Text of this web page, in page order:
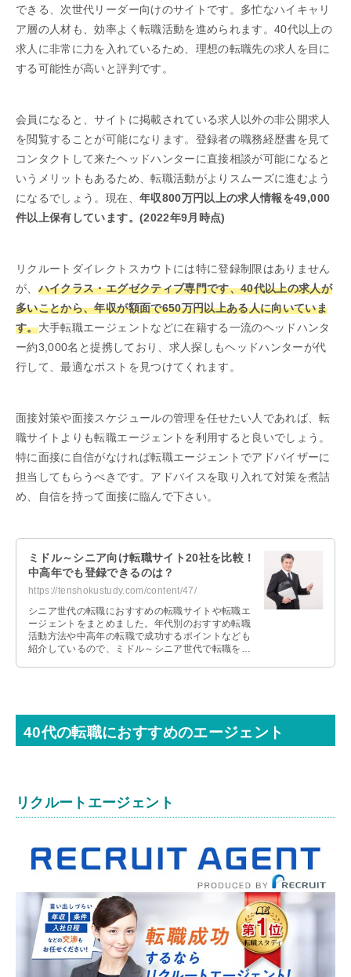
できる、次世代リーダー向けのサイトです。多忙なハイキャリ
ア層の人材も、効率よく転職活動を進められます。40代以上の
求人に非常に力を入れているため、理想の転職先の求人を目に
する可能性が高いと評判です。
会員になると、サイトに掲載されている求人以外の非公開求人
を閲覧することが可能になります。登録者の職務経歴書を見て
コンタクトして来たヘッドハンターに直接相談が可能になると
いうメリットもあるため、転職活動がよりスムーズに進むよう
になるでしょう。現在、 年収800万円以上の求人情報を49,000
件以上保有しています。(2022年9月時点)
リクルートダイレクトスカウトには特に登録制限はありません
が、 ハイクラス・エグゼクティブ専門です、40代以上の求人が
多いことから、年収が額面で650万円以上ある人に向いていま
す。大手転職エージェントなどに在籍する一流のヘッドハンタ
ー約3,000名と提携しており、求人探しもヘッドハンターが代
行して、最適なポストを見つけてくれます。
面接対策や面接スケジュールの管理を任せたい人であれば、転
職サイトよりも転職エージェントを利用すると良いでしょう。
特に面接に自信がなければ転職エージェントでアドバイザーに
担当してもらうべきです。アドバイスを取り入れて対策を煮詰
め、自信を持って面接に臨んで下さい。
ミドル～シニア向け転職サイト20社を比較！
中高年でも登録できるのは？
https://tenshokustudy.com/content/47/
シニア世代の転職におすすめの転職サイトや転職エ
ージェントをまとめました。年代別のおすすめ転職
活動方法や中高年の転職で成功するポイントなども
紹介しているので、ミドル～シニア世代で転職を考
40代の転職におすすめのエージェント
リクルートエージェント